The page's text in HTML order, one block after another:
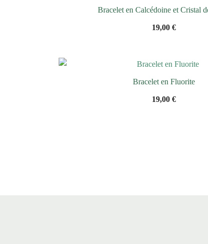
Bracelet en Calcédoine et Cristal
19,00 €
Bracelet en Fluorite
19,00 €